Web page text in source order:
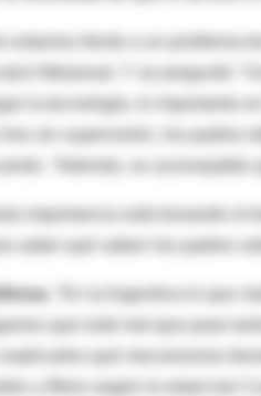
estamos frente a un
Melamud. Y se preguntó:
la tecnología, lo importante
line sin supervisión, los padres
importancia está tomando
“En la Argentina lo que
que está mal que pase
explicarles qué mecanismos
y filtros según la edad (ver